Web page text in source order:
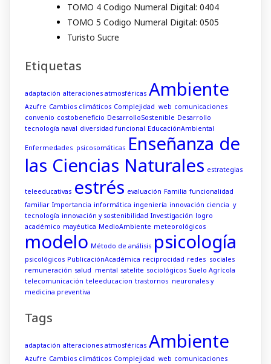
TOMO 4 Codigo Numeral Digital: 0404
TOMO 5 Codigo Numeral Digital: 0505
Turisto Sucre
Etiquetas
adaptación alteraciones atmosféricas Ambiente
Azufre Cambios climáticos Complejidad web comunicaciones
convenio costobeneficio DesarrolloSostenible Desarrollo
tecnología naval diversidad funcional EducaciónAmbiental
Enfermedades psicosomáticas Enseñanza de
las Ciencias Naturales estrategias
teleeducativas estrés evaluación Familia funcionalidad
familiar Importancia informática ingeniería innovación ciencia y
tecnología innovación y sostenibilidad Investigación logro
académico mayéutica MedioAmbiente meteorológicos
modelo Método de análisis psicología
psicológicos PublicaciónAcadémica reciprocidad redes sociales
remuneración salud mental satelite sociológicos Suelo Agrícola
telecomunicación teleeducacion trastornos neuronales y
medicina preventiva
Tags
adaptación alteraciones atmosféricas Ambiente
Azufre Cambios climáticos Complejidad web comunicaciones